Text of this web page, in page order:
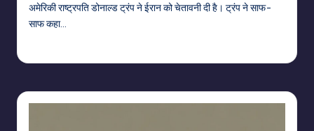
अमेरिकी राष्ट्रपति डोनाल्ड ट्रंप ने ईरान को चेतावनी दी है। ट्रंप ने साफ-
साफ कहा…